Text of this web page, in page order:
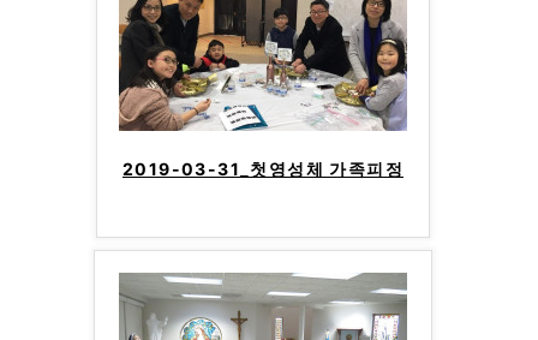
2019-03-31_첫영성체 가족피정